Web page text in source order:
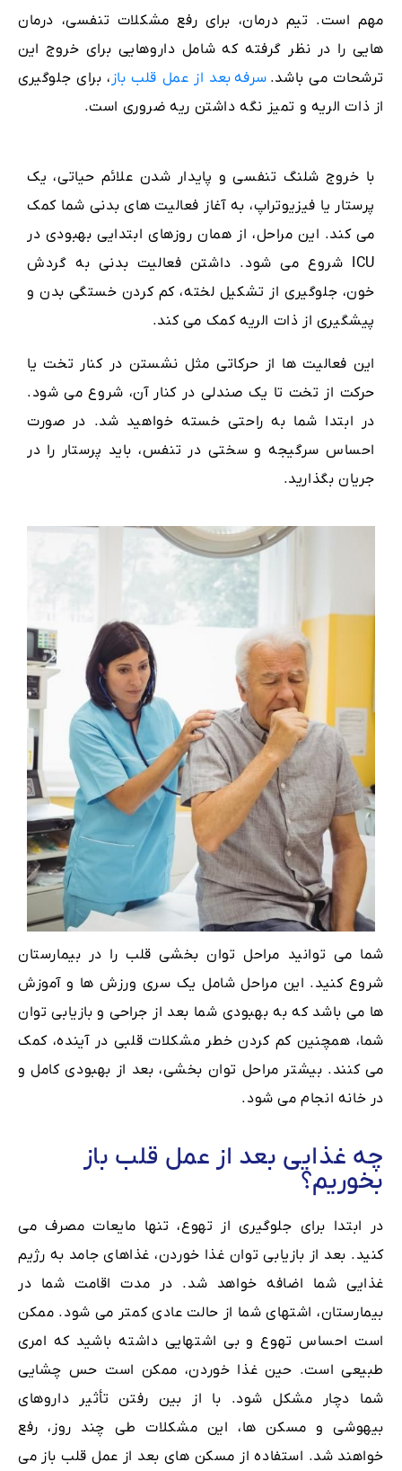
مهم است. تیم درمان، برای رفع مشکلات تنفسی، درمان
هایی را در نظر گرفته که شامل داروهایی برای خروج این
ترشحات می باشد. سرفه بعد از عمل قلب باز ، برای جلوگیری
از ذات الریه و تمیز نگه داشتن ریه ضروری است.
با خروج شلنگ تنفسی و پایدار شدن علائم حیاتی، یک
پرستار یا فیزیوتراپ، به آغاز فعالیت های بدنی شما کمک
می کند. این مراحل، از همان روزهای ابتدایی بهبودی در
ICU شروع می شود. داشتن فعالیت بدنی به گردش
خون، جلوگیری از تشکیل لخته، کم کردن خستگی بدن و
پیشگیری از ذات الریه کمک می کند.
این فعالیت ها از حرکاتی مثل نشستن در کنار تخت یا
حرکت از تخت تا یک صندلی در کنار آن، شروع می شود.
در ابتدا شما به راحتی خسته خواهید شد. در صورت
احساس سرگیجه و سختی در تنفس، باید پرستار را در
جریان بگذارید.
شما می توانید مراحل توان بخشی قلب را در بیمارستان
شروع کنید. این مراحل شامل یک سری ورزش ها و آموزش
ها می باشد که به بهبودی شما بعد از جراحی و بازیابی توان
شما، همچنین کم کردن خطر مشکلات قلبی در آینده، کمک
می کنند. بیشتر مراحل توان بخشی، بعد از بهبودی کامل و
در خانه انجام می شود.
چه غذایی بعد از عمل قلب باز
بخوریم؟
در ابتدا برای جلوگیری از تهوع، تنها مایعات مصرف می
کنید. بعد از بازیابی توان غذا خوردن، غذاهای جامد به رژیم
غذایی شما اضافه خواهد شد. در مدت اقامت شما در
بیمارستان، اشتهای شما از حالت عادی کمتر می شود. ممکن
است احساس تهوع و بی اشتهایی داشته باشید که امری
طبیعی است. حین غذا خوردن، ممکن است حس چشایی
شما دچار مشکل شود. با از بین رفتن تأثیر داروهای
بیهوشی و مسکن ها، این مشکلات طی چند روز، رفع
خواهند شد. استفاده از مسکن های بعد از عمل قلب باز می